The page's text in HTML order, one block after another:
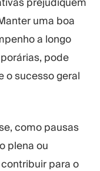
uma boa
a longo
pode
o sucesso geral
como pausas
plena ou
para o